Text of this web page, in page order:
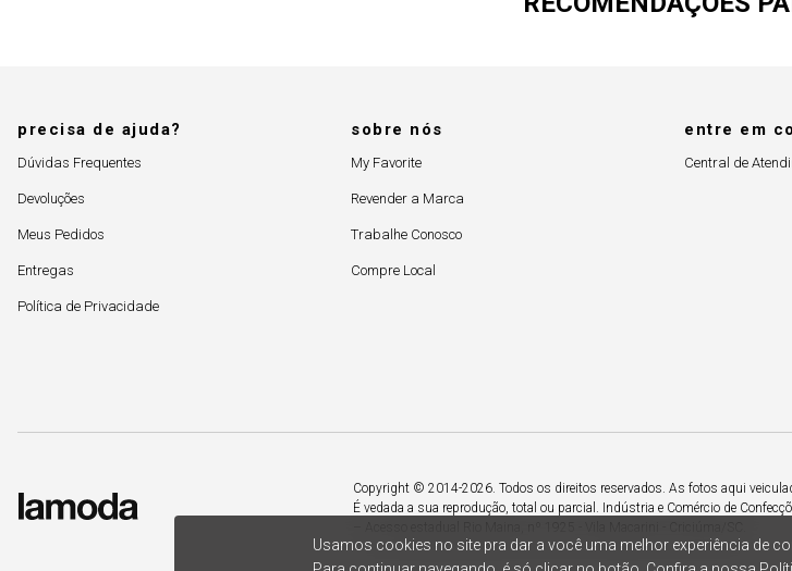
Usamos cookies no site pra dar a você uma melhor experiência de
precisa de ajuda?
Dúvidas Frequentes
Devoluções
Meus Pedidos
Entregas
Política de Privacidade
sobre nós
My Favorite
Revender a Marca
Trabalhe Conosco
Compre Local
entre em
Central de
Copyright © 2014-2026. Todos os direitos reservados. As fotos aqui
É vedada a sua reprodução, total ou parcial. Indústria e Comércio de